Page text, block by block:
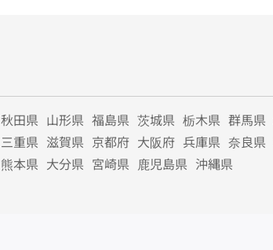
秋田県 山形県 福島県 茨城県 栃木県 群馬県
三重県 滋賀県 京都府 大阪府 兵庫県 奈良県
熊本県 大分県 宮崎県 鹿児島県 沖縄県